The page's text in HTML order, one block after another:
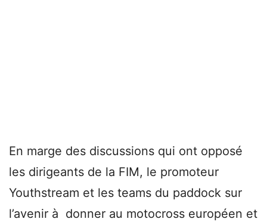
En marge des discussions qui ont opposé
les dirigeants de la FIM, le promoteur
Youthstream et les teams du paddock sur
l’avenir à donner au motocross européen et